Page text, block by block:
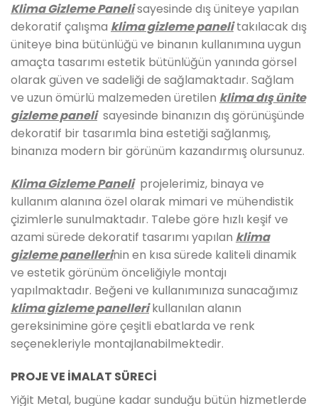
Klima Gizleme Panelisayesinde dış üniteye yapılan
dekoratif çalışma klima gizleme panelitakılacak dış
üniteye bina bütünlüğü ve binanın kullanımına uygun
amaçta tasarımı estetik bütünlüğün yanında görsel
olarak güven ve sadeliği de sağlamaktadır. Sağlam
ve uzun ömürlü malzemeden üretilen klima dış ünite
gizleme panelisayesinde binanızın dış görünüşünde
dekoratif bir tasarımla bina estetiği sağlanmış,
binanıza modern bir görünüm kazandırmış olursunuz.
Klima Gizleme Paneliprojelerimiz, binaya ve
kullanım alanına özel olarak mimari ve mühendistik
çizimlerle sunulmaktadır. Talebe göre hızlı keşif ve
azami sürede dekoratif tasarımı yapılan klima
gizleme panellerinin en kısa sürede kaliteli dinamik
ve estetik görünüm önceliğiyle montajı
yapılmaktadır. Beğeni ve kullanımınıza sunacağımız
klima gizleme panellerikullanılan alanın
gereksinimine göre çeşitli ebatlarda ve renk
seçenekleriyle montajlanabilmektedir.
PROJE VE İMALAT SÜRECİ
Yiğit Metal, bugüne kadar sunduğu bütün hizmetlerde